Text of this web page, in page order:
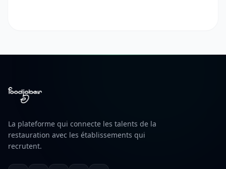
La plateforme qui connecte les talents de la
restauration avec les établissements qui
recrutent.